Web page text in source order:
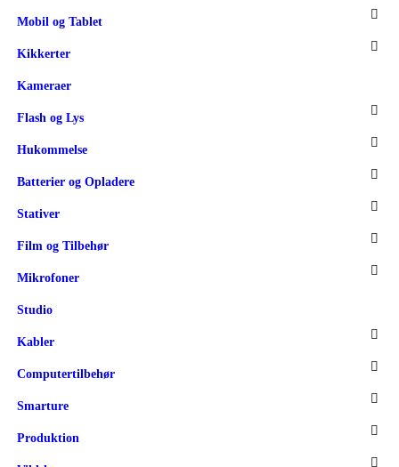
Mobil og Tablet
Kikkerter
Kameraer
Flash og Lys
Hukommelse
Batterier og Opladere
Stativer
Film og Tilbehør
Mikrofoner
Studio
Kabler
Computertilbehør
Smarture
Produktion